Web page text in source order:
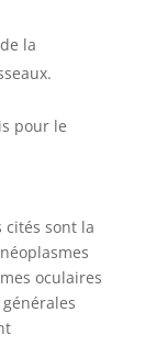
la
pour le
sont la
oculaires